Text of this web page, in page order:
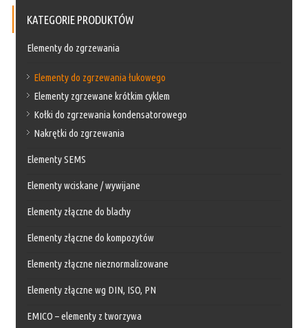
KATEGORIE PRODUKTÓW
Elementy do zgrzewania
Elementy do zgrzewania łukowego
Elementy zgrzewane krótkim cyklem
Kołki do zgrzewania kondensatorowego
Nakrętki do zgrzewania
Elementy SEMS
Elementy wciskane / wywijane
Elementy złączne do blachy
Elementy złączne do kompozytów
Elementy złączne nieznormalizowane
Elementy złączne wg DIN, ISO, PN
EMICO – elementy z tworzywa